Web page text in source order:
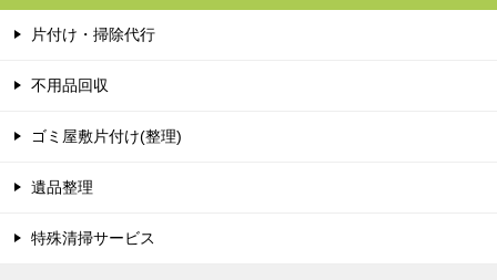
片付け・掃除代行
不用品回収
ゴミ屋敷片付け(整理)
遺品整理
特殊清掃サービス